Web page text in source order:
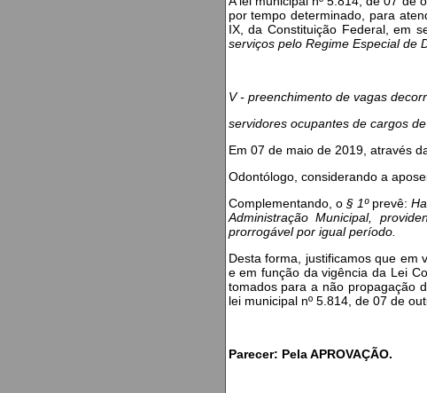
por tempo determinado, para
IX, da Constituição Federal, em
serviços pelo Regime Especial de
V - preenchimento de vagas
servidores ocupantes de cargos
Em 07 de maio de 2019, através
Odontólogo, considerando a
Complementando, o § 1º prevê:
Administração Municipal,
prorrogável por igual período.
Desta forma, justificamos que em
e em função da vigência da Lei
tomados para a não propagação
lei municipal nº 5.814, de 07 de
Parecer: Pela APROVAÇÃO.